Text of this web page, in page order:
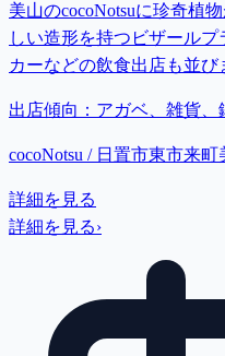
美山のcocoNotsuに珍奇植
しい造形を持つビザール
カーなどの飲食出店も並び
出店傾向： アガベ、雑貨、
cocoNotsu / 日置市東市来町
詳細を見る
詳細を見る›